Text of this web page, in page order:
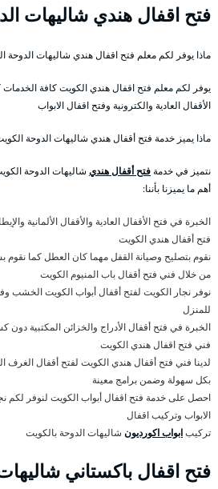
فتح اقفال هندي شاليهات
ماذا يوفر لكم معلم فتح اقفال هندي شاليهات الدوحة
يوفر لكم معلم فتح اقفال هندي الكويت كافة الخدمات
الأقفال العادية والكترونية وفتح اقفال الابواب
ماذا يميز خدمة فتح أقفال هندي شاليهات الدوحة
نتميز في خدمةفتح أقفال هندي شاليهات الدوحة
أهم ما يميزنا بأننا:
الخبرة في فتح الأقفال العادية والأقفال الألمانية
فتح أقفال هندي الكويت
نقوم بتصليح وصيانة القفل مهما كان العطل كما نقوم
من خلال فني فتح أقفال باب المنيوم الكويت
نوفر نجار الكويت لفتح أقفال أبواب الكويت الخشب
للمنزل
الخبرة في فتح أقفال الأدراج والخزائن المكتبية
فني فتح اقفال هندي الكويت
لدينا فني فتح أقفال هندي الكويت لفتح أقفال الغرف
بكل سهولة وضمن برامج معينة
احصل على خدمة فتح اقفال أبواب الكويت لنوفر لكم
الابواب وتركيب اقفال
تركيبابواب اكورديون شاليهات الدوحة بالكويت
فتح اقفال باكستاني